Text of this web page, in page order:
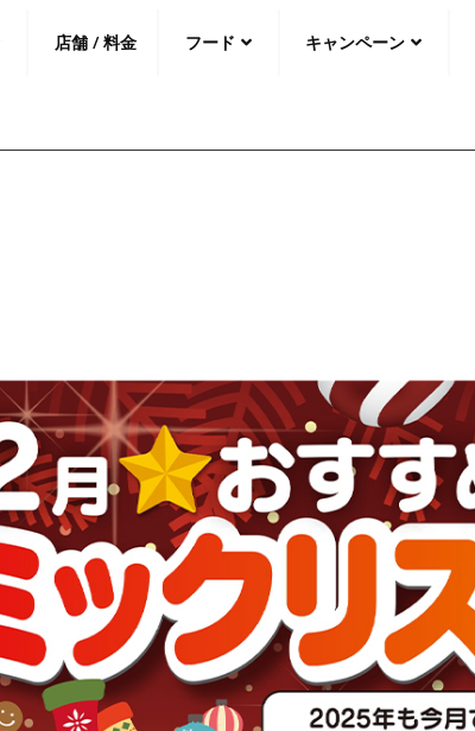
店舗 / 料金 フード キャンペーン